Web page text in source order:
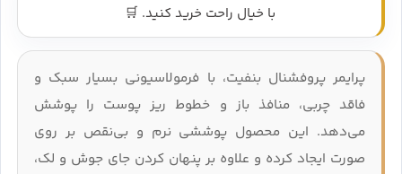
پرایمر پروفشنال بنفیت، با فرمولاسیونی بسیار سبک و
فاقد چربی، منافذ باز و خطوط ریز پوست را پوشش
می‌دهد. این محصول پوششی نرم و بی‌نقص بر روی
صورت ایجاد کرده و علاوه بر پنهان کردن جای جوش و لک،
با خیال راحت خرید کنید. 🛒